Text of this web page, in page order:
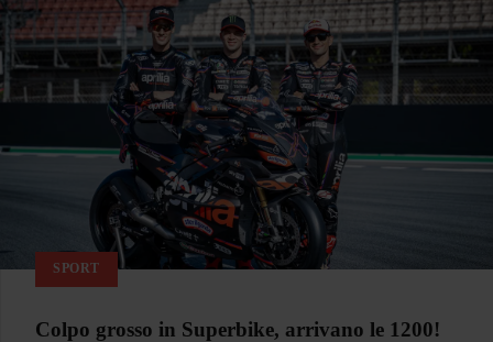
SPORT
Colpo grosso in Superbike, arrivano le 1200!